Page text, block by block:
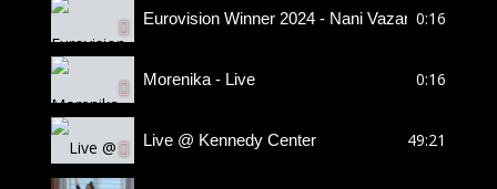
Eurovision Winner 2024 - Nani Vazana0:16
Morenika - Live 0:16
Live @ Kennedy Center 49:21